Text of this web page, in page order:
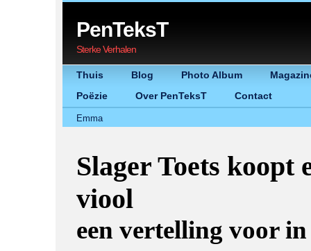
PenTeksT
Sterke Verhalen
Thuis Blog Photo Album
Emma
Poëzie Over PenTeksT Contact
Slager Toets koopt
viool
een vertelling voor